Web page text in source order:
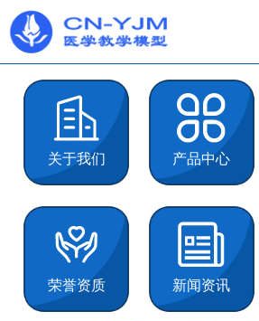
关于我们 产品中心
荣誉资质 新闻资讯